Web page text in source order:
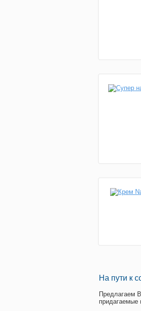
На пути к
Предлагаем
придагаемые